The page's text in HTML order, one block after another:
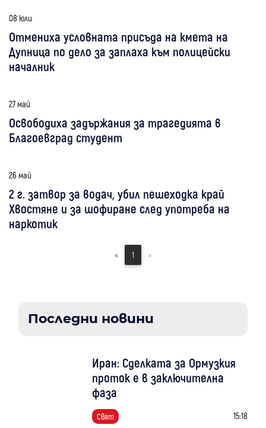
08 юли
Отмениха условната присъда на кмета на
Дупница по дело за заплаха към полицейски
началник
27 май
Освободиха задържания за трагедията в
Благоевград студент
26 май
2 г. затвор за водач, убил пешеходка край
Хвостяне и за шофиране след употреба на
наркотик
« 1 »
Последни новини
Иран: Сделката за Ормузкия
проток е в заключителна
фаза
Свят 15:18